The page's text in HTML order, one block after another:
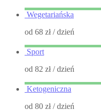
Wegetariańska
od 68 zł/ dzień
Sport
od 82 zł/ dzień
Ketogeniczna
od 80 zł/ dzień